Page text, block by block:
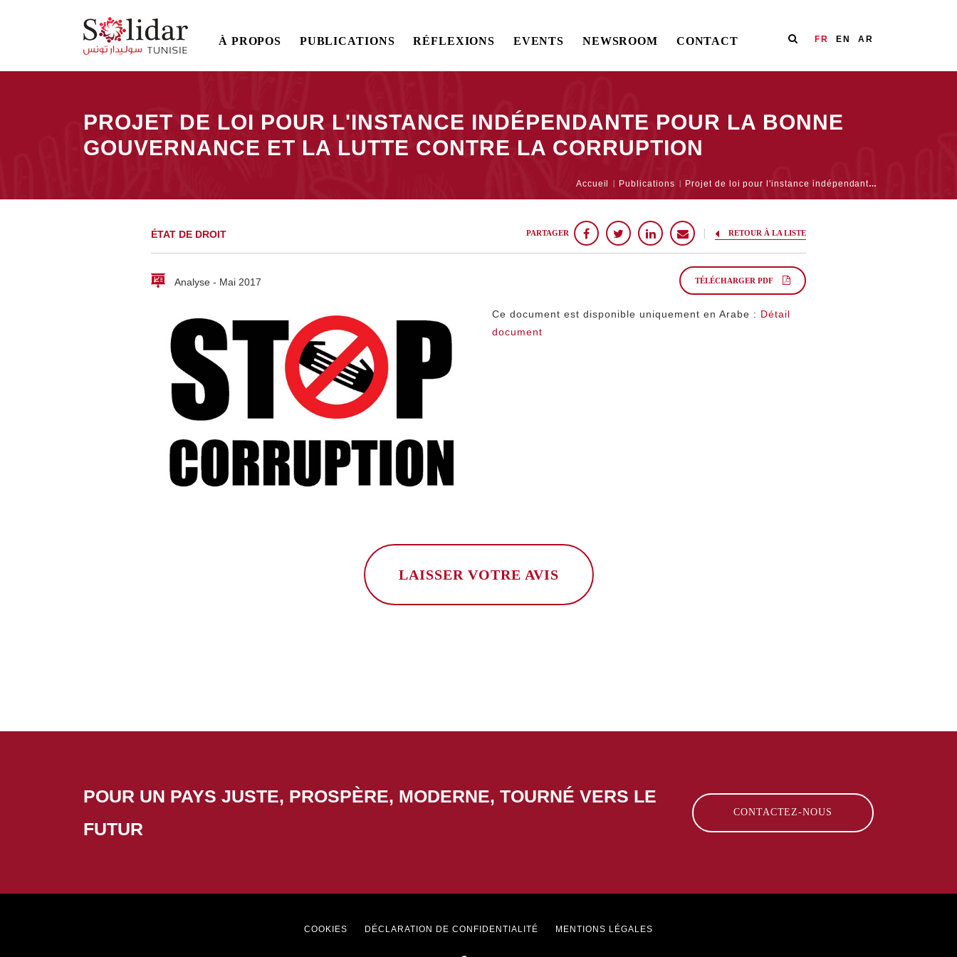
Main
À PROPOS PUBLICATIONS RÉFLEXIONS EVENTS NEWSROOM CONTACT FR EN AR
PROJET DE LOI POUR L'INSTANCE INDÉPENDANTE POUR LA BONNE
GOUVERNANCE ET LA LUTTE CONTRE LA CORRUPTION
d'Ariane
Accueil Publications Projet de loi pour l'instance indépendante pour la bonne gouvernance et la lutte contre la corruption
ÉTAT DE DROIT PARTAGER RETOUR À LA LISTE
Analyse - Mai 2017 TÉLÉCHARGER PDF
Ce document est disponible uniquement en Arabe : Détail
document
LAISSER VOTRE AVIS
POUR UN PAYS JUSTE, PROSPÈRE, MODERNE, TOURNÉ VERS LE
FUTUR
CONTACTEZ-NOUS
Footer
COOKIES DÉCLARATION DE CONFIDENTIALITÉ MENTIONS LÉGALES